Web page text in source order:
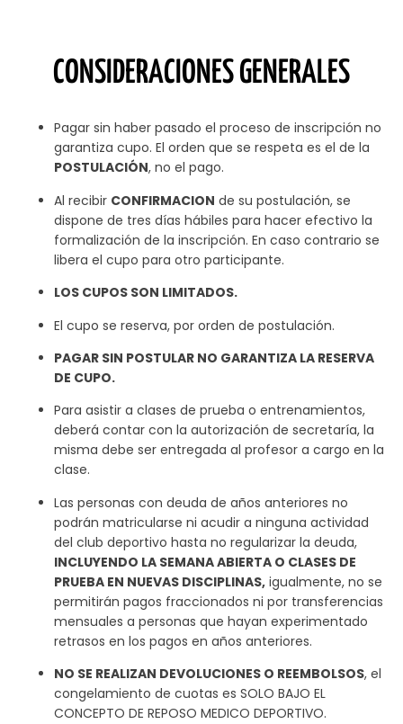
CONSIDERACIONES GENERALES
Pagar sin haber pasado el proceso de inscripción no
garantiza cupo. El orden que se respeta es el de la
POSTULACIÓN, no el pago.
Al recibir CONFIRMACION de su postulación, se
dispone de tres días hábiles para hacer efectivo la
formalización de la inscripción. En caso contrario se
libera el cupo para otro participante.
LOS CUPOS SON LIMITADOS.
El cupo se reserva, por orden de postulación.
PAGAR SIN POSTULAR NO GARANTIZA LA RESERVA
DE CUPO.
Para asistir a clases de prueba o entrenamientos,
deberá contar con la autorización de secretaría, la
misma debe ser entregada al profesor a cargo en la
clase.
Las personas con deuda de años anteriores no
podrán matricularse ni acudir a ninguna actividad
del club deportivo hasta no regularizar la deuda,
INCLUYENDO LA SEMANA ABIERTA O CLASES DE
PRUEBA EN NUEVAS DISCIPLINAS, igualmente, no se
permitirán pagos fraccionados ni por transferencias
mensuales a personas que hayan experimentado
retrasos en los pagos en años anteriores.
NO SE REALIZAN DEVOLUCIONES O REEMBOLSOS, el
congelamiento de cuotas es SOLO BAJO EL
CONCEPTO DE REPOSO MEDICO DEPORTIVO.